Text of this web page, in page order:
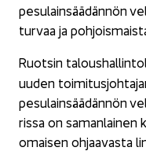
pe­su­lain­sää­dän­nön
tur­vaa ja
Ruot­sin
uuden
pe­su­lain­sää­dän­nön
ris­sa on
omai­sen oh­jaa­vas­ta